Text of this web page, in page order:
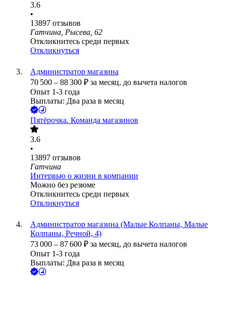
3.6
•
13897 отзывов
Гатчина, Рысева, 62
Откликнитесь среди первых
Откликнуться
Администратор магазина
70 500 – 88 300 ₽ за месяц, до вычета налогов
Опыт 1-3 года
Выплаты: Два раза в месяц
Пятёрочка. Команда магазинов
3.6
•
13897 отзывов
Гатчина
Интервью о жизни в компании
Можно без резюме
Откликнитесь среди первых
Откликнуться
Администратор магазина (Малые Колпаны, Малые
Колпаны, Речной, 4)
73 000 – 87 600 ₽ за месяц, до вычета налогов
Опыт 1-3 года
Выплаты: Два раза в месяц